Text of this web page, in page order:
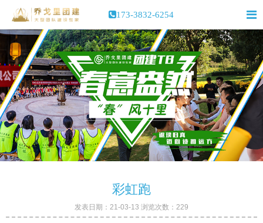
173-3832-6254
彩虹跑
发表日期：21-03-13 浏览次数：229